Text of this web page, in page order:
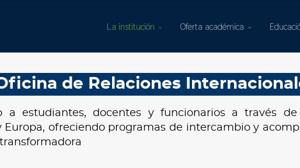
La institución Oferta académica
de Relaciones
estudiantes, docentes y funcionarios a través de
Europa, ofreciendo programas de intercambio y